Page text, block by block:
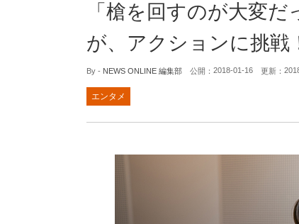
「槍を回すのが大変
が、アクションに挑戦
By - NEWS ONLINE 編集部 公開： 2018-01-16 更新：
エンタメ